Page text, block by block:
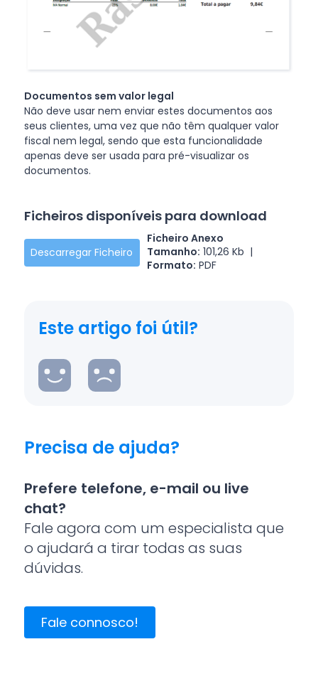
Documentos sem valor legal
Não deve usar nem enviar estes documentos aos
seus clientes, uma vez que não têm qualquer valor
fiscal nem legal, sendo que esta funcionalidade
apenas deve ser usada para pré-visualizar os
documentos.
Ficheiros disponíveis para download
Descarregar Ficheiro
Ficheiro Anexo
Tamanho: 101,26 Kb |
Formato: PDF
Este artigo foi útil?
Precisa de ajuda?
Prefere telefone, e-mail ou live
chat?
Fale agora com um especialista que
o ajudará a tirar todas as suas
dúvidas.
Fale connosco!